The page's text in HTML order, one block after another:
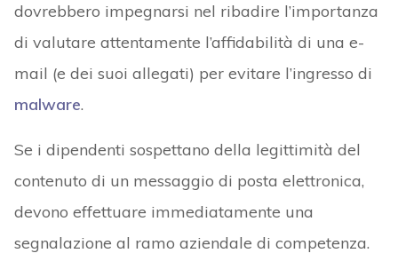
dovrebbero impegnarsi nel ribadire l’importanza
di valutare attentamente l’affidabilità di una e-
mail (e dei suoi allegati) per evitare l’ingresso di
malware.
Se i dipendenti sospettano della legittimità del
contenuto di un messaggio di posta elettronica,
devono effettuare immediatamente una
segnalazione al ramo aziendale di competenza.